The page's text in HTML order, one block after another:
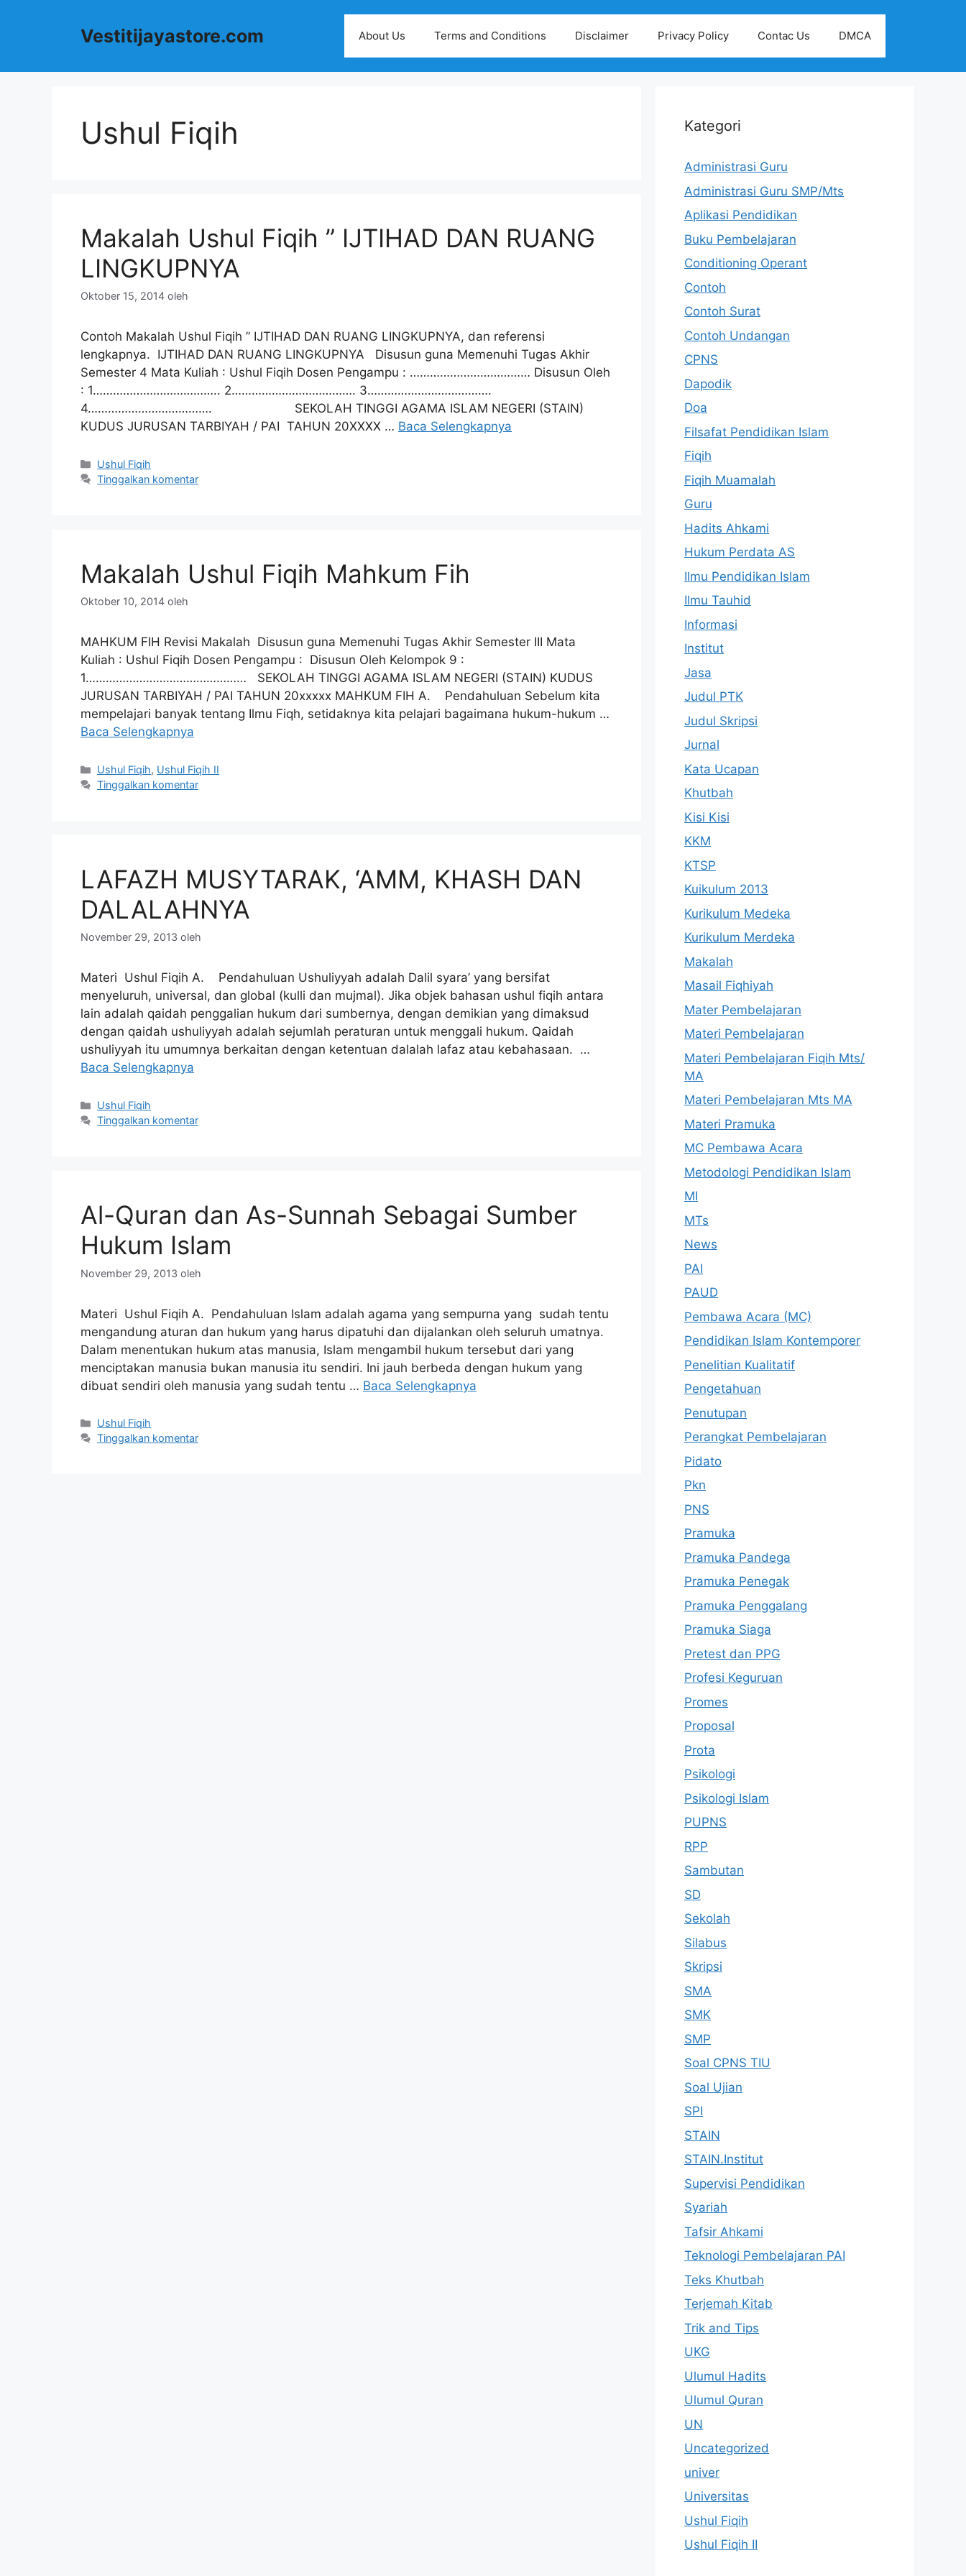
Vestitijayastore.com About Us Terms and Conditions Disclaimer Privacy Policy Contac Us DMCA
Ushul Fiqih
Makalah Ushul Fiqih ” IJTIHAD DAN RUANG
LINGKUPNYA
Oktober 15, 2014 oleh
Contoh Makalah Ushul Fiqih ” IJTIHAD DAN RUANG LINGKUPNYA, dan referensi
lengkapnya. IJTIHAD DAN RUANG LINGKUPNYA Disusun guna Memenuhi Tugas Akhir
Semester 4 Mata Kuliah : Ushul Fiqih Dosen Pengampu : ……………………………… Disusun Oleh
: 1……………………………….. 2………………………………. 3……………………………….
4………………………………. SEKOLAH TINGGI AGAMA ISLAM NEGERI (STAIN)
KUDUS JURUSAN TARBIYAH / PAI TAHUN 20XXXX … Baca Selengkapnya
Kategori
Ushul Fiqih
Tinggalkan komentar
Makalah Ushul Fiqih Mahkum Fih
Oktober 10, 2014 oleh
MAHKUM FIH Revisi Makalah Disusun guna Memenuhi Tugas Akhir Semester III Mata
Kuliah : Ushul Fiqih Dosen Pengampu : Disusun Oleh Kelompok 9 :
1………………………………………… SEKOLAH TINGGI AGAMA ISLAM NEGERI (STAIN) KUDUS
JURUSAN TARBIYAH / PAI TAHUN 20xxxxx MAHKUM FIH A. Pendahuluan Sebelum kita
mempelajari banyak tentang Ilmu Fiqh, setidaknya kita pelajari bagaimana hukum-hukum …
Baca Selengkapnya
Kategori
Ushul Fiqih, Ushul Fiqih II
Tinggalkan komentar
LAFAZH MUSYTARAK, ‘AMM, KHASH DAN
DALALAHNYA
November 29, 2013 oleh
Materi Ushul Fiqih A. Pendahuluan Ushuliyyah adalah Dalil syara’ yang bersifat
menyeluruh, universal, dan global (kulli dan mujmal). Jika objek bahasan ushul fiqih antara
lain adalah qaidah penggalian hukum dari sumbernya, dengan demikian yang dimaksud
dengan qaidah ushuliyyah adalah sejumlah peraturan untuk menggali hukum. Qaidah
ushuliyyah itu umumnya berkaitan dengan ketentuan dalalah lafaz atau kebahasaan. …
Baca Selengkapnya
Kategori
Ushul Fiqih
Tinggalkan komentar
Al-Quran dan As-Sunnah Sebagai Sumber
Hukum Islam
November 29, 2013 oleh
Materi Ushul Fiqih A. Pendahuluan Islam adalah agama yang sempurna yang sudah tentu
mengandung aturan dan hukum yang harus dipatuhi dan dijalankan oleh seluruh umatnya.
Dalam menentukan hukum atas manusia, Islam mengambil hukum tersebut dari yang
menciptakan manusia bukan manusia itu sendiri. Ini jauh berbeda dengan hukum yang
dibuat sendiri oleh manusia yang sudah tentu … Baca Selengkapnya
Kategori
Ushul Fiqih
Tinggalkan komentar
Kategori
Administrasi Guru
Administrasi Guru SMP/Mts
Aplikasi Pendidikan
Buku Pembelajaran
Conditioning Operant
Contoh
Contoh Surat
Contoh Undangan
CPNS
Dapodik
Doa
Filsafat Pendidikan Islam
Fiqih
Fiqih Muamalah
Guru
Hadits Ahkami
Hukum Perdata AS
Ilmu Pendidikan Islam
Ilmu Tauhid
Informasi
Institut
Jasa
Judul PTK
Judul Skripsi
Jurnal
Kata Ucapan
Khutbah
Kisi Kisi
KKM
KTSP
Kuikulum 2013
Kurikulum Medeka
Kurikulum Merdeka
Makalah
Masail Fiqhiyah
Mater Pembelajaran
Materi Pembelajaran
Materi Pembelajaran Fiqih Mts/
MA
Materi Pembelajaran Mts MA
Materi Pramuka
MC Pembawa Acara
Metodologi Pendidikan Islam
MI
MTs
News
PAI
PAUD
Pembawa Acara (MC)
Pendidikan Islam Kontemporer
Penelitian Kualitatif
Pengetahuan
Penutupan
Perangkat Pembelajaran
Pidato
Pkn
PNS
Pramuka
Pramuka Pandega
Pramuka Penegak
Pramuka Penggalang
Pramuka Siaga
Pretest dan PPG
Profesi Keguruan
Promes
Proposal
Prota
Psikologi
Psikologi Islam
PUPNS
RPP
Sambutan
SD
Sekolah
Silabus
Skripsi
SMA
SMK
SMP
Soal CPNS TIU
Soal Ujian
SPI
STAIN
STAIN.Institut
Supervisi Pendidikan
Syariah
Tafsir Ahkami
Teknologi Pembelajaran PAI
Teks Khutbah
Terjemah Kitab
Trik and Tips
UKG
Ulumul Hadits
Ulumul Quran
UN
Uncategorized
univer
Universitas
Ushul Fiqih
Ushul Fiqih II